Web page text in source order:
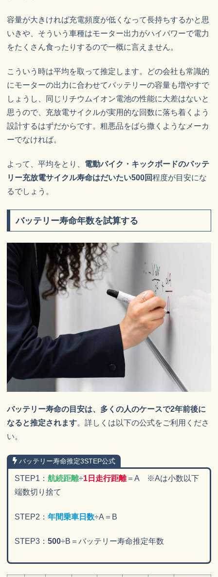
容量が大きければ充電頻度が低くなって長持ちするかと思
いきや、そういう車種はモーター出力がハイパワーで電力
をたくさん食ったりするので一概に言えません。
こういう時は平均を取って推定します。どの会社も常識的
にモーターの出力に合わせてバッテリーの容量も増やすで
しょうし、同じリチウムイオン電池の性能に大差はないと
思うので、充放電サイクルが実用的な回数に落ち着くよう
設計するはずだからです。粗悪品をばら撒くようなメーカ
ーでなければ。
よって、平均をとり、 電動バイク・キックボードのバッテ
リー充放電サイクル寿命はだいたい500回程度が目安にな
るでしょう。
バッテリー寿命年数を試算する
バッテリー寿命の目安は、多くの人のケースで2年前後に
なると推定されます。詳しくは以下の公式をご利用くださ
い。
バッテリー寿命推定3STEP公式
STEP1： 航続距離÷1日走行距離＝A ※Aは小数以下
端数切り捨て
STEP2： 年間乗車日数÷A＝B
STEP3： 500÷B＝バッテリー寿命推定年数